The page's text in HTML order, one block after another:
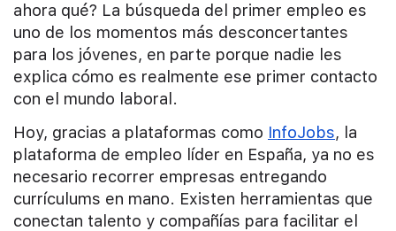
ahora qué? La búsqueda del primer empleo es
uno de los momentos más desconcertantes
para los jóvenes, en parte porque nadie les
explica cómo es realmente ese primer contacto
con el mundo laboral.
Hoy, gracias a plataformas como InfoJobs, la
plataforma de empleo líder en España, ya no es
necesario recorrer empresas entregando
currículums en mano. Existen herramientas que
conectan talento y compañías para facilitar el